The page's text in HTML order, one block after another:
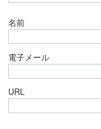
名前
電子メール
URL